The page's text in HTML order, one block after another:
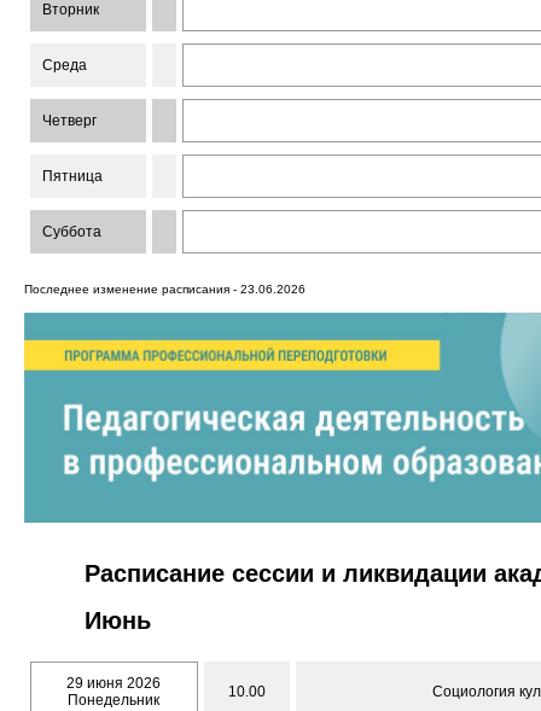
Вторник
Среда
Четверг
Пятница
Суббота
Последнее изменение расписания - 23.06.2026
Расписание сессии и ликвидации
Июнь
29 июня 2026
Понедельник
10.00 Социология